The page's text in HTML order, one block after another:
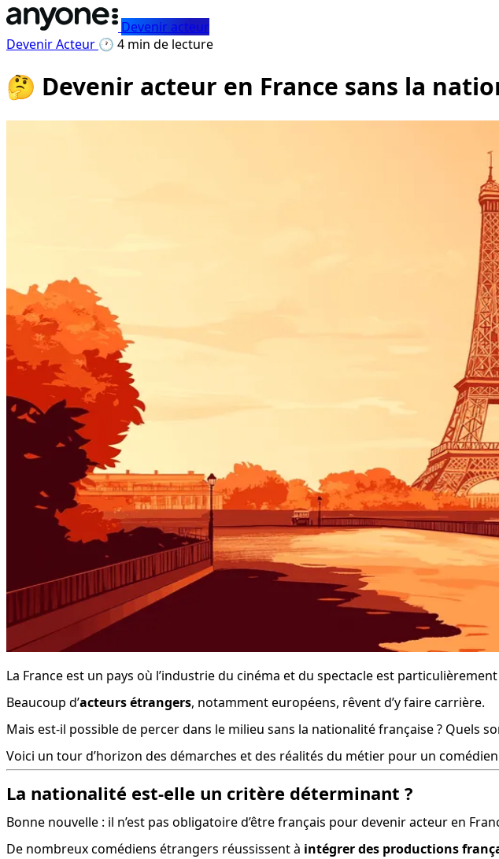
Devenir acteur
Devenir Acteur 🕐 4 min de lecture
🤔 Devenir acteur en France sans la
La France est un pays où l’industrie du cinéma et du spectacle est
Beaucoup d’acteurs étrangers, notamment européens, rêvent d’y faire carrière.
Mais est-il possible de percer dans le milieu sans la nationalité française ? Quels
Voici un tour d’horizon des démarches et des réalités du métier pour un
La nationalité est-elle un critère déterminant ?
Bonne nouvelle : il n’est pas obligatoire d’être français pour devenir acteur en
De nombreux comédiens étrangers réussissent à intégrer des productions